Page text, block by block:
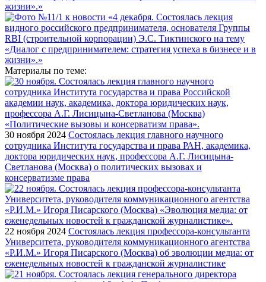
Материалы по теме:
30 ноября 2024 Состоялась лекция главного научного
сотрудника Института государства и права РАН, академика,
доктора юридических наук, профессора А.Г. Лисицына-
Светланова (Москва) о политических вызовах и
консерватизме права
22 ноября 2024 Состоялась лекция профессора-консультанта
Университета, руководителя коммуникационного агентства
«Р.И.М.» Игоря Писарского (Москва) об эволюции медиа: от
еженедельных новостей к гражданской журналистике